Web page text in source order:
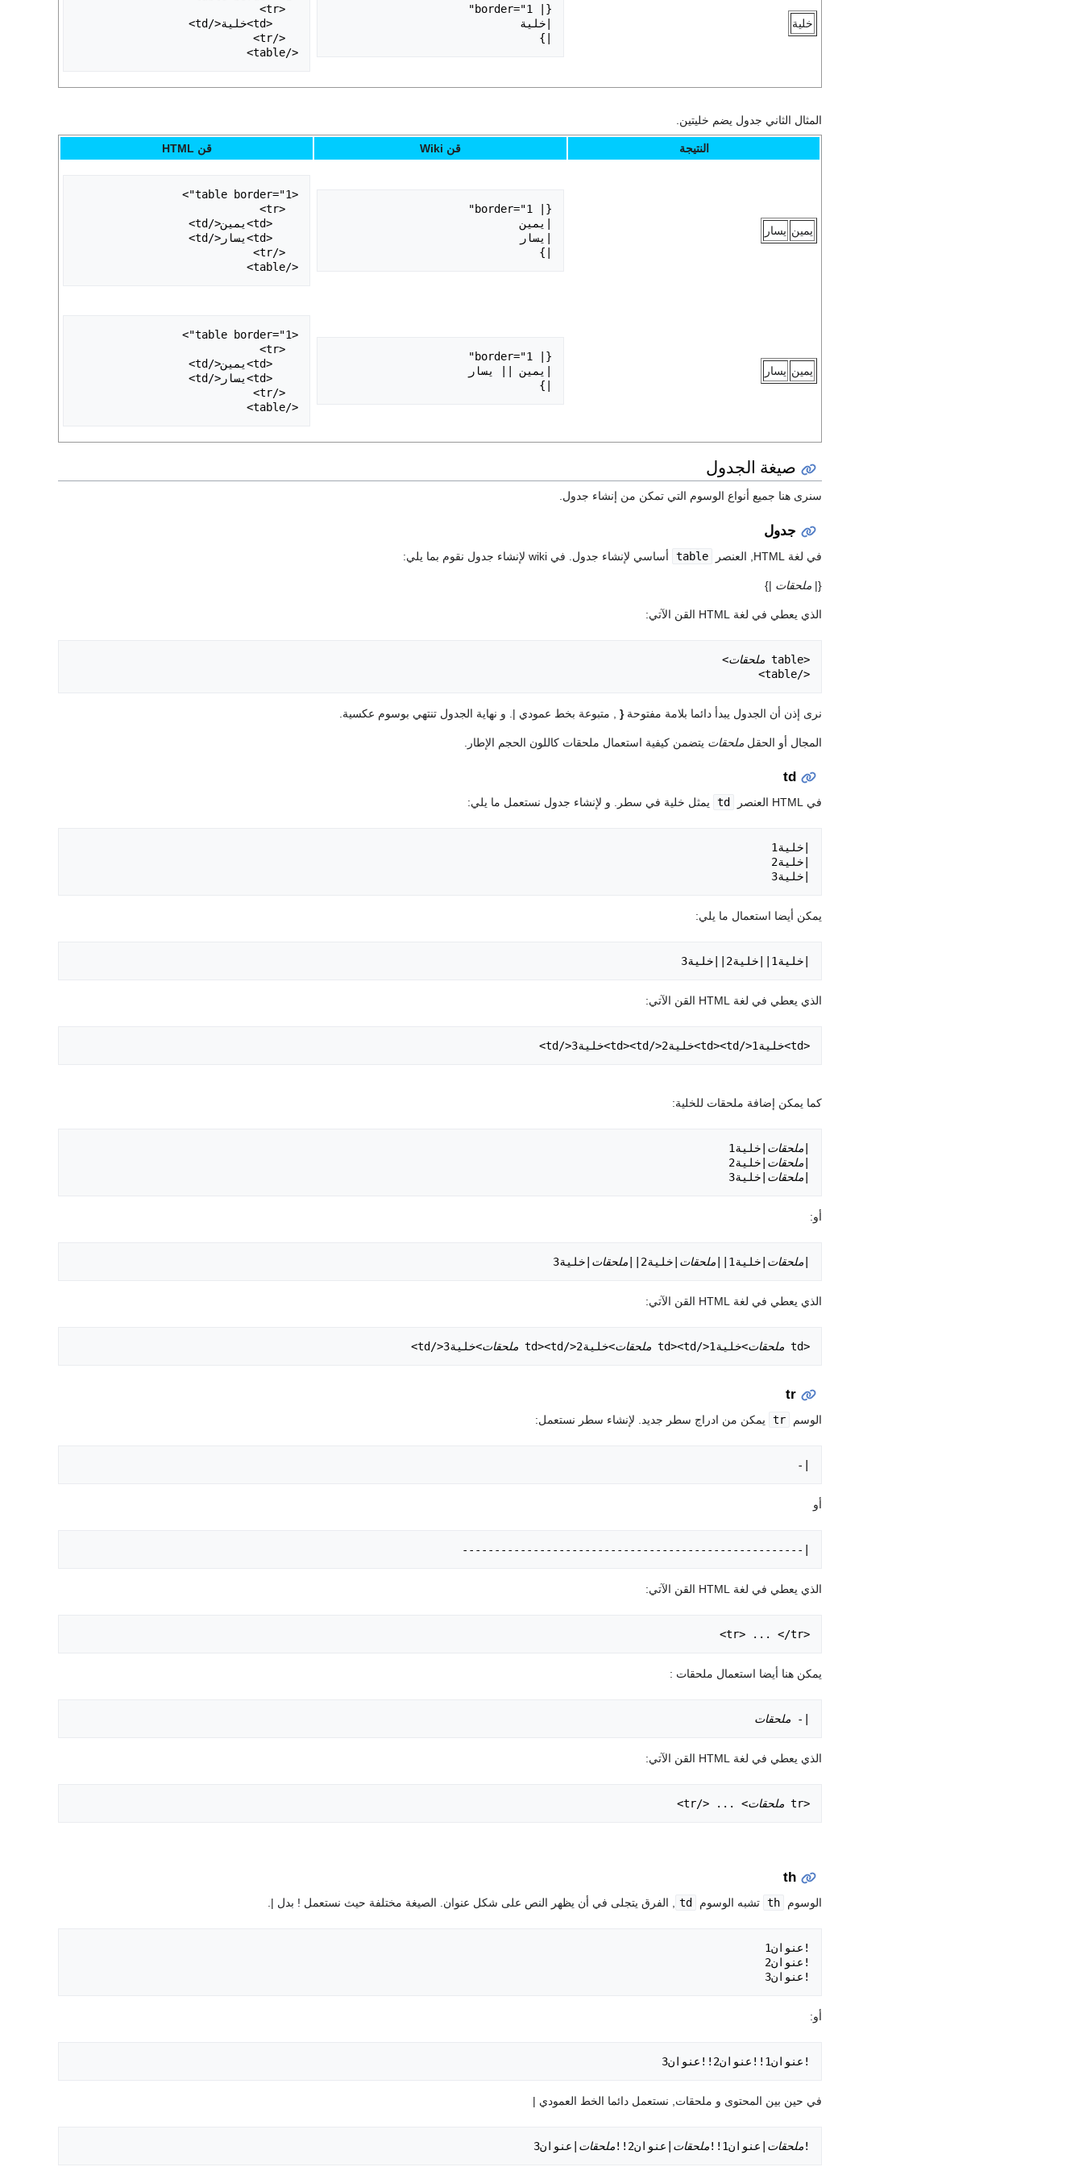
خلية
|}
</table>
المثال الثاني جدول يضم خليتين.
النتيجة قن Wiki قن HTML
يمين يسار
|}
</table>
يمين يسار
|}
</table>
صيغة الجدول
سنرى هنا جميع أنواع الوسوم التي تمكن من إنشاء جدول.
جدول
في لغة HTML, العنصر table أساسي لإنشاء جدول. في wiki لإنشاء جدول نقوم بما يلي:
{| ملحقات |}
الذي يعطي في لغة HTML القن الآتي:
<table ملحقات
</table>
نرى إذن أن الجدول يبدأ دائما بلامة مفتوحة{ , متبوعة بخط عمودي |. و نهاية الجدول تنتهي بوسوم عكسية.
المجال أو الحقل ملحقات يتضمن كيفية استعمال ملحقات كاللون الحجم الإطار.
td
في HTML العنصر td يمثل خلية في سطر. و لإنشاء جدول نستعمل ما يلي:
|خلية3
يمكن أيضا استعمال ما يلي:
|خلية1||خلية2||خلية3
الذي يعطي في لغة HTML القن الآتي:
<td>خلية1</td><td>خلية2</td><td>خلية3</td>
كما يمكن إضافة ملحقات للخلية:
ملحقات
ملحقات
ملحقات |خلية3
أو:
ملحقات |خلية1|| ملحقات |خلية2|| ملحقات |خلية3
الذي يعطي في لغة HTML القن الآتي:
<td ملحقات>خلية1</td><td ملحقات>خلية2</td><td ملحقات>خلية3</td>
tr
الوسم tr يمكن من ادراج سطر جديد. لإنشاء سطر نستعمل:
|-
أو
|-----------------------------------------------------
الذي يعطي في لغة HTML القن الآتي:
<tr> ... </tr>
يمكن هنا أيضا استعمال ملحقات :
|- ملحقات
الذي يعطي في لغة HTML القن الآتي:
<tr ملحقات> ... </tr>
th
الوسوم th تشبه الوسوم td , الفرق يتجلى في أن يظهر النص على شكل عنوان. الصيغة مختلفة حيث نستعمل ! بدل |.
!عنوان3
أو:
!عنوان1!!عنوان2!!عنوان3
في حين بين المحتوى و ملحقات, نستعمل دائما الخط العمودي |
!ملحقات |عنوان1!! ملحقات |عنوان2!! ملحقات |عنوان3